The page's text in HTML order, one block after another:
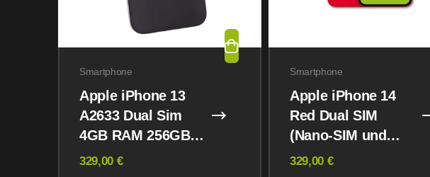
Smartphone
Apple iPhone 13
A2633 Dual Sim
4GB RAM 256GB
Midnight
329,00 €
Smartphone
Apple iPhone 14
Red Dual SIM
(Nano-SIM und
eSIM) 128GB
329,00 €